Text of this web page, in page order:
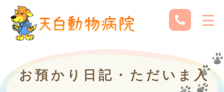
お預かり日記・ただいま入